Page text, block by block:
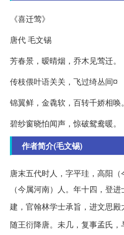
《喜迁莺》
唐代 毛文锡
芳春景，暧晴烟，乔木见莺迁。
传枝偎叶语关关，飞过绮丛间¤
锦翼鲜，金毳软，百转千娇相唤。
碧纱窗晓怕闻声，惊破鸳鸯暖。
作者简介(毛文锡)
唐末五代时人，字平珪，高阳
（今属河南）人。年十四，登
建，官翰林学士承旨，进文思殿
随王衍降唐。未几，复事孟氏